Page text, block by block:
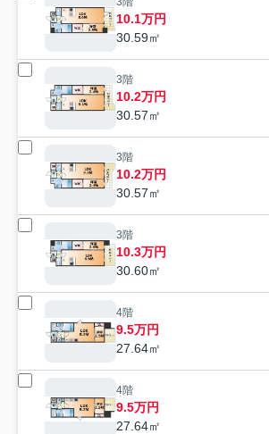
10.1万円
30.59㎡
3階
10.2万円
30.57㎡
3階
10.2万円
30.57㎡
3階
10.3万円
30.60㎡
4階
9.5万円
27.64㎡
4階
9.5万円
27.64㎡